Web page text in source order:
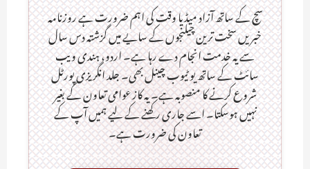
سچ کے ساتھ آزاد میڈیا وقت کی اہم ضرورت ہےـ روزنامہ
خبریں سخت ترین چیلنجوں کے سایے میں گزشتہ دس سال
سے یہ خدمت انجام دے رہا ہے۔ اردو، ہندی ویب
سائٹ کے ساتھ یو ٹیوب چینل بھی۔ جلد انگریزی پورٹل
شروع کرنے کا منصوبہ ہے۔ یہ کاز عوامی تعاون کے بغیر
نہیں ہوسکتا۔ اسے جاری رکھنے کے لیے ہمیں آپ کے
تعاون کی ضرورت ہے۔